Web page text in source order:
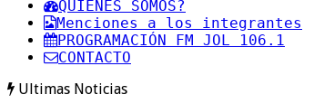
QUIENES SOMOS?
Menciones a los integrantes
PROGRAMACIÓN FM JOL 106.1
CONTACTO
Ultimas Noticias